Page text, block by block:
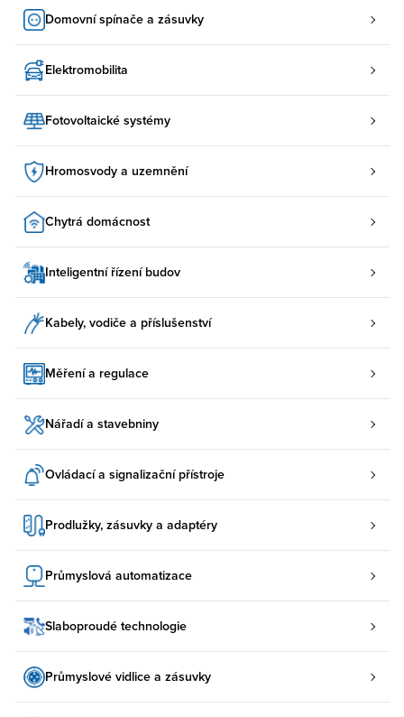
Domovní spínače a zásuvky
Elektromobilita
Fotovoltaické systémy
Hromosvody a uzemnění
Chytrá domácnost
Inteligentní řízení budov
Kabely, vodiče a příslušenství
Měření a regulace
Nářadí a stavebniny
Ovládací a signalizační přístroje
Prodlužky, zásuvky a adaptéry
Průmyslová automatizace
Slaboproudé technologie
Průmyslové vidlice a zásuvky